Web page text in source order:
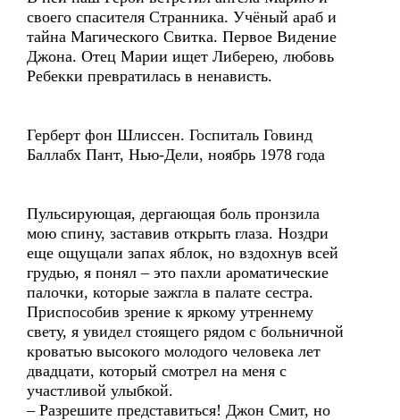
своего спасителя Странника. Учёный араб и
тайна Магического Свитка. Первое Видение
Джона. Отец Марии ищет Либерею, любовь
Ребекки превратилась в ненависть.
Герберт фон Шлиссен. Госпиталь Говинд
Баллабх Пант, Нью-Дели, ноябрь 1978 года
Пульсирующая, дергающая боль пронзила
мою спину, заставив открыть глаза. Ноздри
еще ощущали запах яблок, но вздохнув всей
грудью, я понял – это пахли ароматические
палочки, которые зажгла в палате сестра.
Приспособив зрение к яркому утреннему
свету, я увидел стоящего рядом с больничной
кроватью высокого молодого человека лет
двадцати, который смотрел на меня с
участливой улыбкой.
– Разрешите представиться! Джон Смит, но